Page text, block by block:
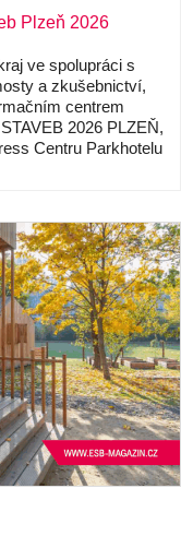
Plzeň 2026
ve spolupráci s
a zkušebnictví,
centrem
2026 PLZEŇ,
Centru Parkhotelu